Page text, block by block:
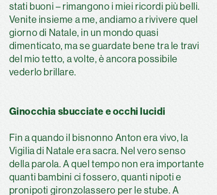
stati buoni – rimangono i miei ricordi più belli.
Venite insieme a me, andiamo a rivivere quel
giorno di Natale, in un mondo quasi
dimenticato, ma se guardate bene tra le travi
del mio tetto, a volte, è ancora possibile
vederlo brillare.
Ginocchia sbucciate e occhi lucidi
Fin a quando il bisnonno Anton era vivo, la
Vigilia di Natale era sacra. Nel vero senso
della parola. A quel tempo non era importante
quanti bambini ci fossero, quanti nipoti e
pronipoti gironzolassero per le stube. A